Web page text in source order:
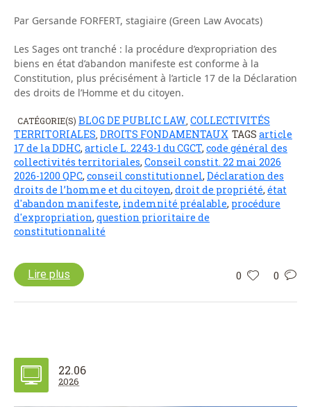
Par Gersande FORFERT, stagiaire (Green Law Avocats)
Les Sages ont tranché : la procédure d’expropriation des
biens en état d’abandon manifeste est conforme à la
Constitution, plus précisément à l’article 17 de la Déclaration
des droits de l’Homme et du citoyen.
CATÉGORIE(S) BLOG DE PUBLIC LAW COLLECTIVITÉS
TERRITORIALES DROITS FONDAMENTAUX TAGS article
17 de la DDHC, article L. 2243-1 du CGCT, code général des
collectivités territoriales, Conseil constit. 22 mai 2026
2026-1200 QPC, conseil constitutionnel, Déclaration des
droits de l’homme et du citoyen, droit de propriété, état
d'abandon manifeste, indemnité préalable, procédure
d'expropriation, question prioritaire de
constitutionnalité
0 0
Lire plus
22.06
2026